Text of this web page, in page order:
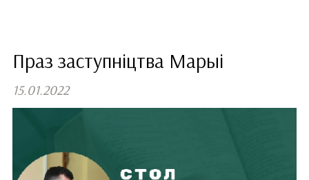
Праз заступніцтва Марыі
15.01.2022